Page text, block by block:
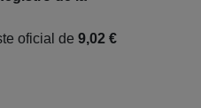
oficial de 9,02 €